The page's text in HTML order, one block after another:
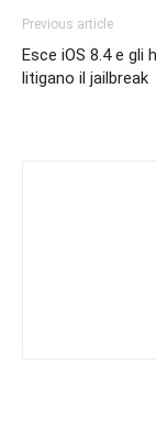
Previous article
Esce iOS 8.4 e gli
litigano il jailbreak